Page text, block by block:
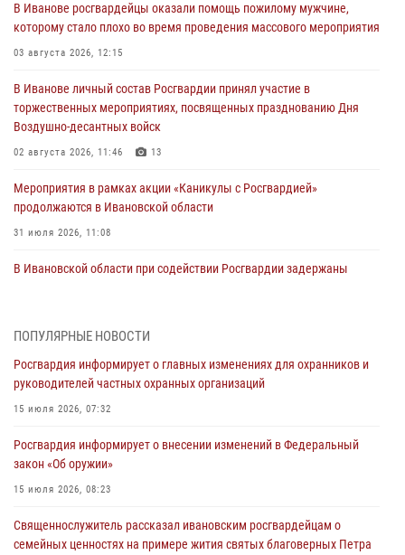
В Иванове росгвардейцы оказали помощь пожилому мужчине,
которому стало плохо во время проведения массового мероприятия
03 августа 2026, 12:15
В Иванове личный состав Росгвардии принял участие в
торжественных мероприятиях, посвященных празднованию Дня
Воздушно-десантных войск
02 августа 2026, 11:46 13
Мероприятия в рамках акции «Каникулы с Росгвардией»
продолжаются в Ивановской области
31 июля 2026, 11:08
В Ивановской области при содействии Росгвардии задержаны
празднования Дня Крещения Руси
28 июля 2026, 08:57
Росгвардии для ивановской молодежи
27 июля 2026, 14:10
занятие с вопитанниками детского лагеря
ПОПУЛЯРНЫЕ НОВОСТИ
Росгвардия информирует о главных изменениях для охранников и
руководителей частных охранных организаций
15 июля 2026, 07:32
Росгвардия информирует о внесении изменений в Федеральный
закон «Об оружии»
15 июля 2026, 08:23
Священнослужитель рассказал ивановским росгвардейцам о
семейных ценностях на примере жития святых благоверных Петра